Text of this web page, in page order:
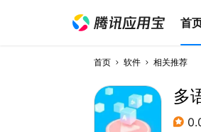
首
首页 软件 相关推荐
多